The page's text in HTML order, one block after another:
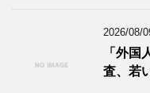
2026/08/
「外
査、若